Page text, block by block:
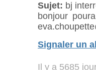
Sujet: bj
bonjour
Signaler un
Il y a 5685